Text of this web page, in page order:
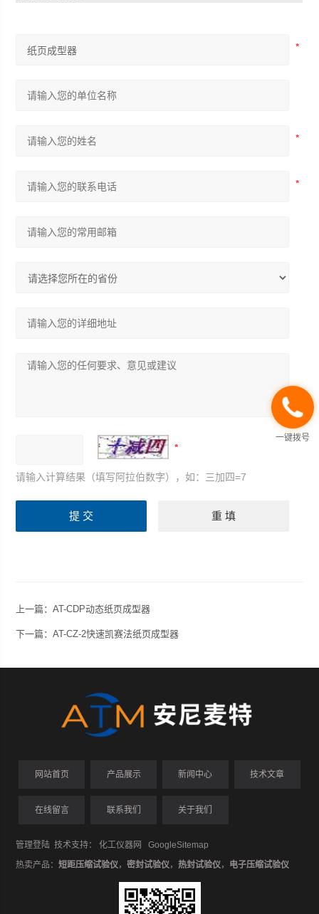
请输入计算结果（填写阿拉伯数字），如：三加四=7
上一篇：AT-CDP动态纸页成型器
下一篇：AT-CZ-2快速凯赛法纸页成型器
网站首页 产品展示 新闻中心 技术文章
在线留言 联系我们 关于我们
管理登陆 技术支持：化工仪器网
GoogleSitemap
热卖产品：短距压缩试验仪，密封试验仪，热封试验仪， 电子压缩试验仪
一键拨号